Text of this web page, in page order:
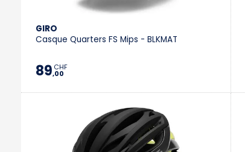
GIRO
Casque Quarters FS Mips - BLKMAT
89,00
CHF